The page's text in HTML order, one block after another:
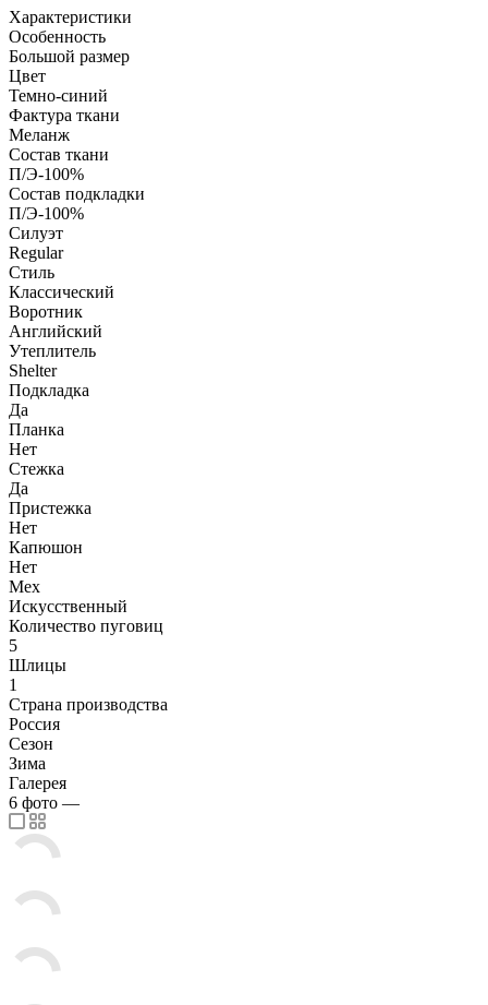
Характеристики
Особенность
Большой размер
Цвет
Темно-синий
Фактура ткани
Меланж
Состав ткани
П/Э-100%
Состав подкладки
П/Э-100%
Силуэт
Regular
Стиль
Классический
Воротник
Английский
Утеплитель
Shelter
Подкладка
Да
Планка
Нет
Стежка
Да
Пристежка
Нет
Капюшон
Нет
Мех
Искусственный
Количество пуговиц
5
Шлицы
1
Страна производства
Россия
Сезон
Зима
Галерея
6 фото —